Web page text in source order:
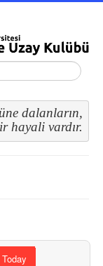
dalanların,
hayali vardır.
Today